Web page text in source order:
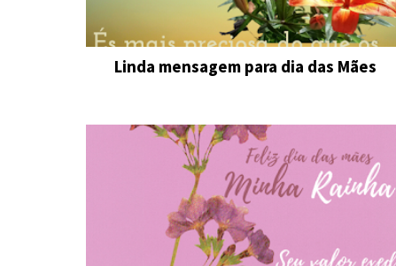
Linda mensagem para dia das Mães